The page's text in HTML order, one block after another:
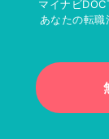
マイナビ
あなたの転